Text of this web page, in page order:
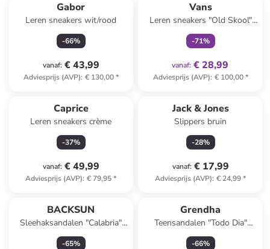
Gabor
Leren sneakers wit/rood
-66%
vanaf: € 43,99
Adviesprijs (AVP): € 130,00*
Vans
Leren sneakers "Old Skool"
beige
-71%
vanaf: € 28,99
Adviesprijs (AVP): € 100,00*
Caprice
Leren sneakers crème
-37%
vanaf: € 49,99
Adviesprijs (AVP): € 79,95*
Jack & Jones
Slippers bruin
-28%
vanaf: € 17,99
Adviesprijs (AVP): € 24,99*
BACKSUN
Sleehaksandalen "Calabria"
zwart
-65%
Grendha
Teensandalen "Todo Dia"
goudkleurig
-66%